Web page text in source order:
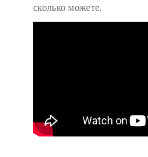
сколько можете.